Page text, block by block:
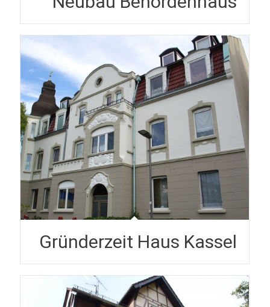
Gründerzeit Haus Kassel